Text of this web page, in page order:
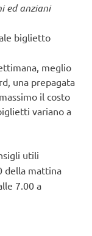
ed anziani
biglietto
meglio
una prepagata
il costo
variano a
utili
della mattina
7.00 a